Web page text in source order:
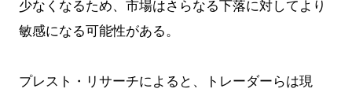
少なくなるため、市場はさらなる下落に対してより
敏感になる可能性がある。
プレスト・リサーチによると、トレーダーらは現